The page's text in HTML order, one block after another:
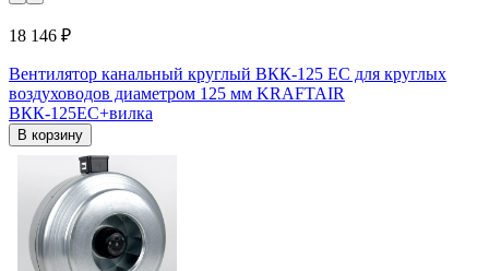
18 146 ₽
Вентилятор канальный круглый ВКК-125 EC для круглых
воздуховодов диаметром 125 мм KRAFTAIR
ВКК-125EC+вилка
В корзину